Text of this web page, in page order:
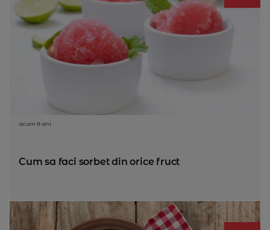
acum 8 ani
Cum sa faci sorbet din orice fruct